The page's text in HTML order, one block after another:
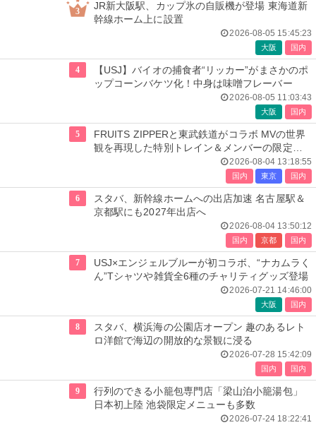
3
JR新大阪駅、カップ氷の自販機が登場 東海道新
幹線ホーム上に設置
2026-08-05 15:45:23
大阪 国内
4
【USJ】バイオの捕食者“リッカー”がまさかのポ
ップコーンバケツ化！中身は味噌フレーバー
2026-08-05 11:03:43
大阪 国内
5
FRUITS ZIPPERと東武鉄道がコラボ MVの世界
観を再現した特別トレイン＆メンバーの限定ア
2026-08-04 13:18:55
国内 東京 国内
6
スタバ、新幹線ホームへの出店加速 名古屋駅＆
京都駅にも2027年出店へ
2026-08-04 13:50:12
国内 京都 国内
7
USJ×エンジェルブルーが初コラボ、“ナカムラく
ん”Tシャツや雑貨全6種のチャリティグッズ登場
2026-07-21 14:46:00
大阪 国内
8
スタバ、横浜海の公園店オープン 趣のあるレト
ロ洋館で海辺の開放的な景観に浸る
2026-07-28 15:42:09
国内 国内
9
行列のできる小籠包専門店「梁山泊小籠湯包」
日本初上陸 池袋限定メニューも多数
2026-07-24 18:22:41